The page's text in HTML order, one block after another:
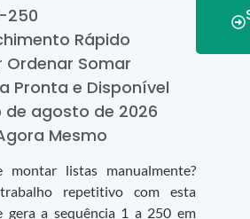
250
Rápido
Ordenar Somar
Pronta e Disponível
de agosto de 2026
Mesmo
montar listas manualmente?
repetitivo com esta
gera a sequência 1 a 250 em